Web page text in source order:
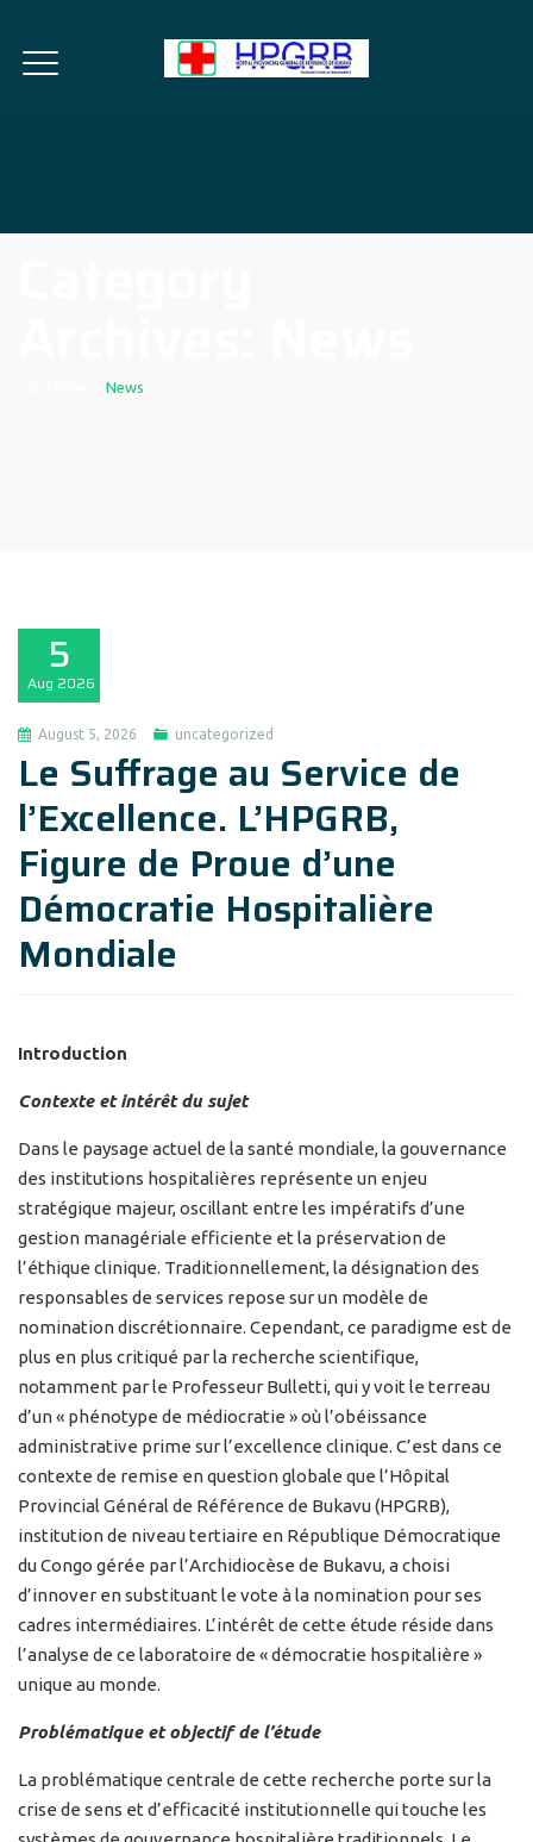
News
5
Aug 2026
August 5, 2026 uncategorized
Le Suffrage au Service de
l’Excellence. L’HPGRB,
Figure de Proue d’une
Démocratie Hospitalière
Mondiale
Introduction
Contexte et intérêt du sujet
Dans le paysage actuel de la santé mondiale, la gouvernance
des institutions hospitalières représente un enjeu
stratégique majeur, oscillant entre les impératifs d’une
gestion managériale efficiente et la préservation de
l’éthique clinique. Traditionnellement, la désignation des
responsables de services repose sur un modèle de
nomination discrétionnaire. Cependant, ce paradigme est de
plus en plus critiqué par la recherche scientifique,
notamment par le Professeur Bulletti, qui y voit le terreau
d’un « phénotype de médiocratie » où l’obéissance
administrative prime sur l’excellence clinique. C’est dans ce
contexte de remise en question globale que l’Hôpital
Provincial Général de Référence de Bukavu (HPGRB),
institution de niveau tertiaire en République Démocratique
du Congo gérée par l’Archidiocèse de Bukavu, a choisi
d’innover en substituant le vote à la nomination pour ses
cadres intermédiaires. L’intérêt de cette étude réside dans
l’analyse de ce laboratoire de « démocratie hospitalière »
unique au monde.
Problématique et objectif de l’étude
La problématique centrale de cette recherche porte sur la
crise de sens et d’efficacité institutionnelle qui touche les